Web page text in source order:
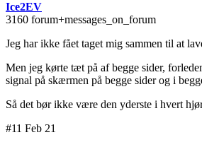
Ice2EV
3160 forum+messages_on_forum
Jeg har ikke fået taget mig sammen til at
Men jeg kørte tæt på af begge sider,
signal på skærmen på begge sider og i
Så det bør ikke være den yderste i hvert
#11 Feb 21